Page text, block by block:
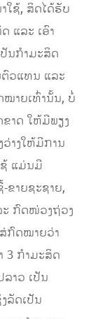
ໃຊ້, ສິດໄດ້ຮັບ
ແລະ ເອົາ
ນກຳມະສິດ
ຕົວແທນ ແລະ
າຍເທົ່ານັ້ນ, ບໍ່
າດ ໃຫ້ມີພຽງ
າງໃຫ້ມີການ
ແມ່ນມີ
ຂາຍຊະຊາຍ,
ະ ກົດໜ່ວງຖ່ວງ
ສ່ກົດໝາຍວ່າ
3 ກຳມະສິດ
າວ ເປັນ
ລັດເປັນ